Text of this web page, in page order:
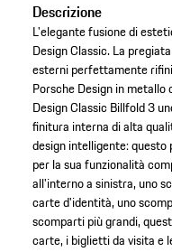
Descrizione
L'elegante fusione di
Design Classic. La
esterni perfettamente
Porsche Design in
Design Classic Billfold 3
finitura interna di alta
design intelligente:
per la sua funzionalità
all'interno a sinistra, uno
carte d'identità, uno
scomparti più grandi,
carte, i biglietti da visita e